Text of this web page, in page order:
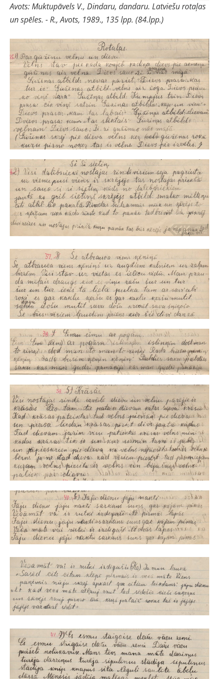
Avots: Muktupāvels V., Dindaru, dandaru. Latviešu rotaļas
un spēles. - R., Avots, 1989., 135 lpp. (84.lpp.)